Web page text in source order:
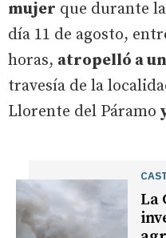
mujer que durante
día 11 de agosto,
horas, atropelló a
travesía de la
Llorente del Páramo
La